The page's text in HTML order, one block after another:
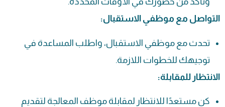
التواصل مع موظفي الاستقبال:
تحدث مع موظفي الاستقبال، واطلب المساعدة في
توجيهك للخطوات اللازمة.
الانتظار للمقابلة:
كن مستعدًا للانتظار لمقابلة موظف المعالجة لتقديم